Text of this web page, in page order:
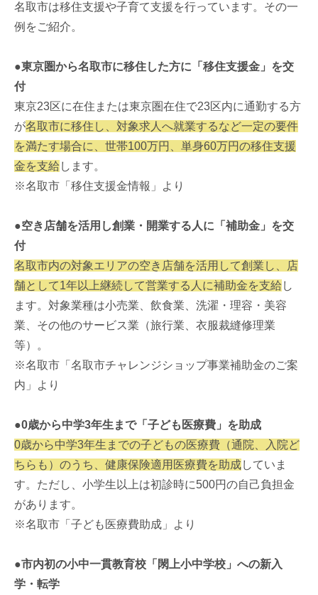
名取市は移住支援や子育て支援を行っています。その一
例をご紹介。
●東京圏から名取市に移住した方に「移住支援金」を交
付
東京23区に在住または東京圏在住で23区内に通勤する方
が名取市に移住し、対象求人へ就業するなど一定の要件
を満たす場合に、世帯100万円、単身60万円の移住支援
金を支給 します。
※名取市「移住支援金情報」より
●空き店舗を活用し創業・開業する人に「補助金」を交
付
名取市内の対象エリアの空き店舗を活用して創業し、店
舗として1年以上継続して営業する人に補助金を支給 し
ます。対象業種は小売業、飲食業、洗濯・理容・美容
業、その他のサービス業（旅行業、衣服裁縫修理業
等）。
※名取市「名取市チャレンジショップ事業補助金のご案
内」より
●0歳から中学3年生まで「子ども医療費」を助成
0歳から中学3年生までの子どもの医療費（通院、入院ど
ちらも）のうち、健康保険適用医療費を助成していま
す。ただし、小学生以上は初診時に500円の自己負担金
があります。
※名取市「子ども医療費助成」より
●市内初の小中一貫教育校「閖上小中学校」への新入
学・転学